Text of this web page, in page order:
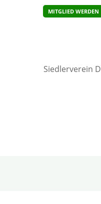
MITGLIED WERDEN
Siedlerverein